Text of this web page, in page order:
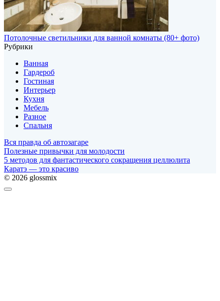
Потолочные светильники для ванной комнаты (80+ фото)
Рубрики
Ванная
Гардероб
Гостиная
Интерьер
Кухня
Мебель
Разное
Спальня
Вся правда об автозагаре
Полезные привычки для молодости
5 методов для фантастического сокращения целлюлита
Каратэ — это красиво
© 2026 glossmix